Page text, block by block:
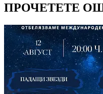
ПРОЧЕТЕТЕ